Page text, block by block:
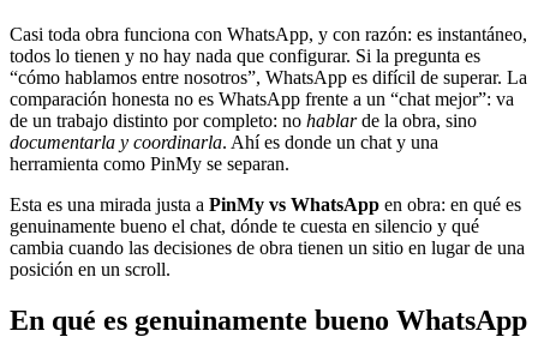
Casi toda obra funciona con WhatsApp, y con razón: es instantáneo,
todos lo tienen y no hay nada que configurar. Si la pregunta es
“cómo hablamos entre nosotros”, WhatsApp es difícil de superar. La
comparación honesta no es WhatsApp frente a un “chat mejor”: va
de un trabajo distinto por completo: no hablarde la obra, sino
documentarla y coordinarla. Ahí es donde un chat y una
herramienta como PinMy se separan.
Esta es una mirada justa a PinMy vs WhatsApp en obra: en qué es
genuinamente bueno el chat, dónde te cuesta en silencio y qué
cambia cuando las decisiones de obra tienen un sitio en lugar de una
posición en un scroll.
En qué es genuinamente bueno WhatsApp